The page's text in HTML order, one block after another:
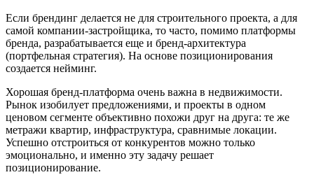
Если брендинг делается не для строительного проекта, а для
самой компании-застройщика, то часто, помимо платформы
бренда, разрабатывается еще и бренд-архитектура
(портфельная стратегия). На основе позиционирования
создается нейминг.
Хорошая бренд-платформа очень важна в недвижимости.
Рынок изобилует предложениями, и проекты в одном
ценовом сегменте объективно похожи друг на друга: те же
метражи квартир, инфраструктура, сравнимые локации.
Успешно отстроиться от конкурентов можно только
эмоционально, и именно эту задачу решает
позиционирование.